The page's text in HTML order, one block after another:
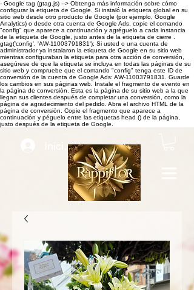
- Google tag (gtag.js) --> Obtenga más información sobre cómo
configurar la etiqueta de Google. Si instaló la etiqueta global en su
sitio web desde otro producto de Google (por ejemplo, Google
Analytics) o desde otra cuenta de Google Ads, copie el comando
"config" que aparece a continuación y agréguelo a cada instancia
de la etiqueta de Google, justo antes de la etiqueta de cierre .
gtag('config', 'AW-11003791831'); Si usted o una cuenta de
administrador ya instalaron la etiqueta de Google en su sitio web
mientras configuraban la etiqueta para otra acción de conversión,
asegúrese de que la etiqueta se incluya en todas las páginas de su
sitio web y compruebe que el comando "config" tenga este ID de
conversión de la cuenta de Google Ads: AW-11003791831. Guarde
los cambios en sus páginas web. Instale el fragmento de evento en
la página de conversión. Esta es la página de su sitio web a la que
llegan sus clientes después de completar una conversión, como la
página de agradecimiento del pedido. Abra el archivo HTML de la
página de conversión. Copie el fragmento que aparece a
continuación y péguelo entre las etiquetas head () de la página,
justo después de la etiqueta de Google.
Iniciar sesión